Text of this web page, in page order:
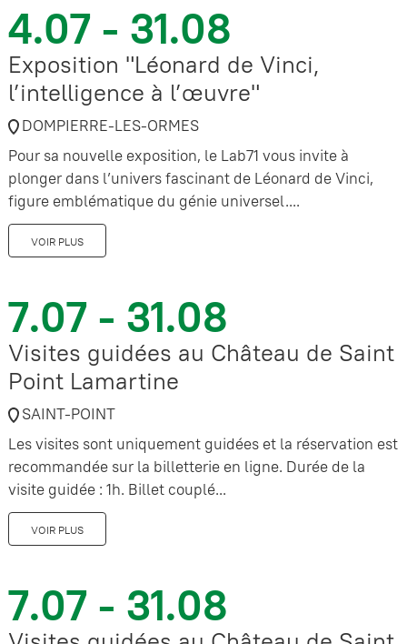
4.07 - 31.08
Exposition "Léonard de Vinci,
l’intelligence à l’œuvre"
DOMPIERRE-LES-ORMES
Pour sa nouvelle exposition, le Lab71 vous invite à
plonger dans l’univers fascinant de Léonard de Vinci,
figure emblématique du génie universel....
VOIR PLUS
7.07 - 31.08
Visites guidées au Château de Saint
Point Lamartine
SAINT-POINT
Les visites sont uniquement guidées et la réservation est
recommandée sur la billetterie en ligne. Durée de la
visite guidée : 1h. Billet couplé...
VOIR PLUS
7.07 - 31.08